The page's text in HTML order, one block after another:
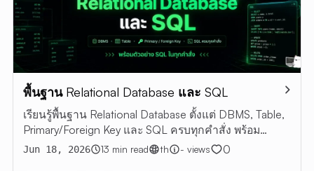
พื้นฐาน Relational Database และ SQL
เรียนรู้พื้นฐาน Relational Database ตั้งแต่ DBMS, Table,
Primary/Foreign Key และ SQL ครบทุกคำสั่ง พร้อม
ตัวอย่าง SQL
Jun 18, 2026 13 min read th - views 0